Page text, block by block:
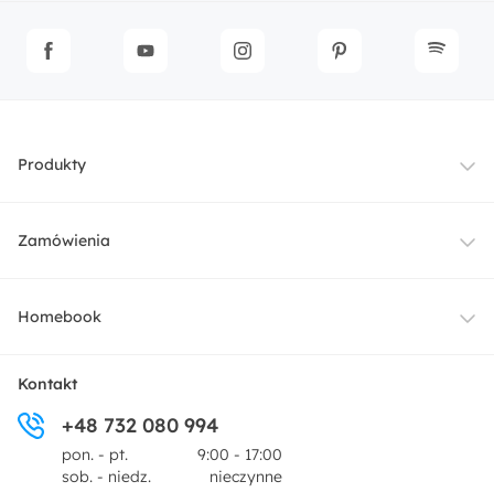
Produkty
Meble
Dekoracje i akcesoria
Zamówienia
Dostawa
Zwroty
Pytania i odpowiedzi
Homebook
O nas
Centrum prasowe
Kontakt
+48 732 080 994
pon. - pt.
9:00 - 17:00
sob. - niedz.
nieczynne